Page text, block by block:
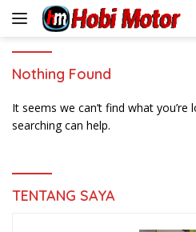
Nothing Found
It seems we can’t find what you’re
searching can help.
TENTANG SAYA